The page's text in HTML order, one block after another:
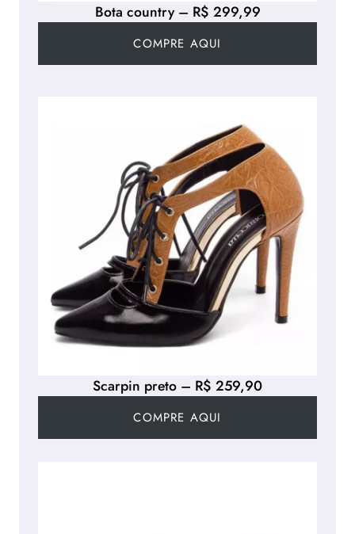
Scarpin preto – R$ 259,90
COMPRE AQUI
Bota country – R$ 299,99
COMPRE AQUI